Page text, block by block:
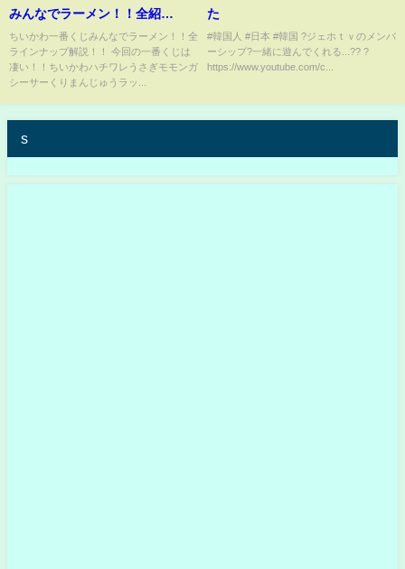
みんなでラーメン！！全紹
介！！これは過去最強くじ決
定！！
ちいかわ一番くじみんなでラーメン！！全
ラインナップ解説！！ 今回の一番くじは
凄い！！ちいかわハチワレうさぎモモンガ
シーサーくりまんじゅうラッ...
た
#韓国人 #日本 #韓国 ?ジェホｔｖのメンバ
ーシップ?一緒に遊んでくれる...?? ?
https://www.youtube.com/c...
s